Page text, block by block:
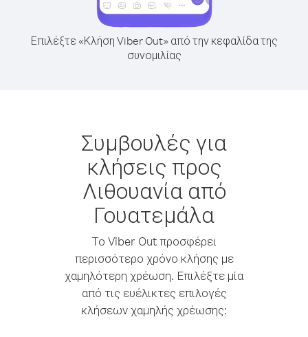
Επιλέξτε «Κλήση Viber Out» από την κεφαλίδα της
συνομιλίας
Συμβουλές για
κλήσεις προς
Λιθουανία από
Γουατεμάλα
Το Viber Out προσφέρει
περισσότερο χρόνο κλήσης με
χαμηλότερη χρέωση. Επιλέξτε μία
από τις ευέλικτες επιλογές
κλήσεων χαμηλής χρέωσης: